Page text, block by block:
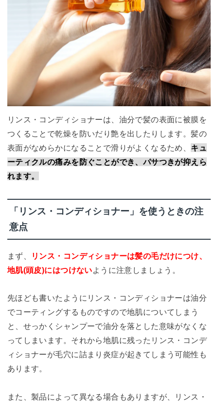
リンス・コンディショナーは、油分で髪の表面に被膜を
つくることで乾燥を防いだり艶を出したりします。髪の
表面がなめらかになることで滑りがよくなるため、 キュ
ーティクルの痛みを防ぐことができ、パサつきが抑えら
れます。
「リンス・コンディショナー」を使うときの注
意点
まず、
リンス・コンディショナーは髪の毛だけにつけ、
地肌(頭皮)にはつけない ように注意しましょう。
先ほども書いたようにリンス・コンディショナーは油分
でコーティングするものですので地肌についてしまう
と、せっかくシャンプーで油分を落とした意味がなくな
ってしまいます。それから地肌に残ったリンス・コンデ
ィショナーが毛穴に詰まり炎症が起きてしまう可能性も
あります。
また、製品によって異なる場合もありますが、リンス・